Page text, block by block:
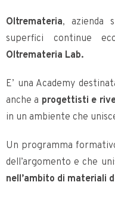
Oltremateria, azienda
superfici continue
Oltremateria Lab.
E’ una Academy
anche a progettisti e
in un ambiente che
Un programma
dell’argomento e che
nell’ambito di materiali